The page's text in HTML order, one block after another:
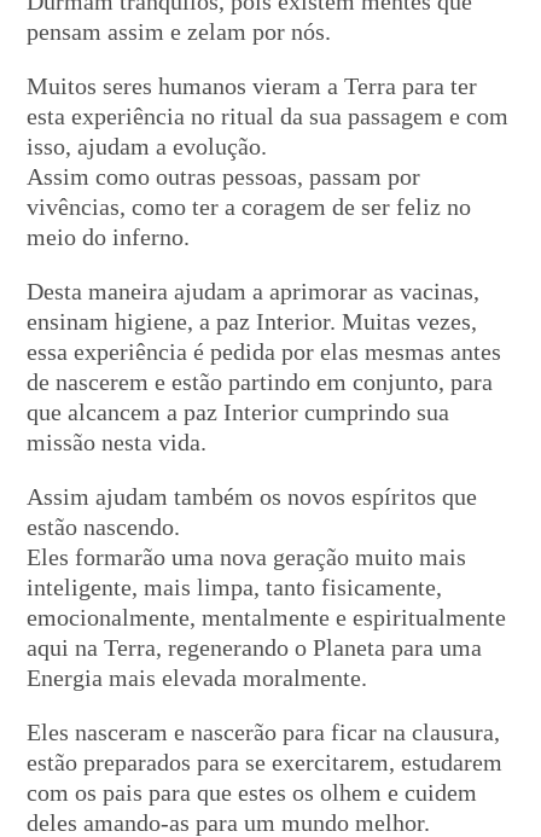
pensam assim e zelam por nós.
Muitos seres humanos vieram a Terra para ter
esta experiência no ritual da sua passagem e com
isso, ajudam a evolução.
Assim como outras pessoas, passam por
vivências, como ter a coragem de ser feliz no
meio do inferno.
Desta maneira ajudam a aprimorar as vacinas,
ensinam higiene, a paz Interior. Muitas vezes,
essa experiência é pedida por elas mesmas antes
de nascerem e estão partindo em conjunto, para
que alcancem a paz Interior cumprindo sua
missão nesta vida.
Assim ajudam também os novos espíritos que
estão nascendo.
Eles formarão uma nova geração muito mais
inteligente, mais limpa, tanto fisicamente,
emocionalmente, mentalmente e espiritualmente
aqui na Terra, regenerando o Planeta para uma
Energia mais elevada moralmente.
Eles nasceram e nascerão para ficar na clausura,
estão preparados para se exercitarem, estudarem
com os pais para que estes os olhem e cuidem
deles amando-as para um mundo melhor.